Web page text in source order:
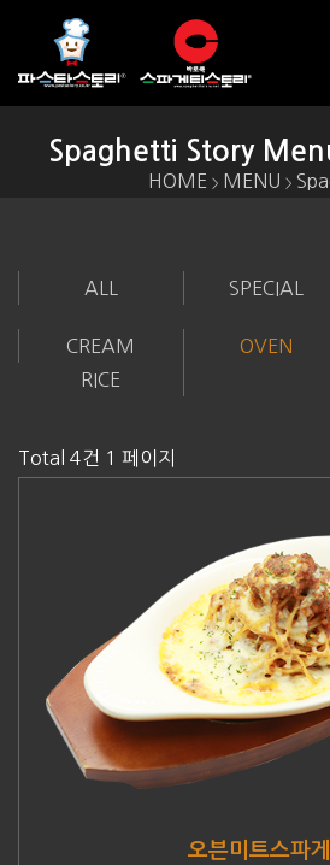
Spaghetti Story
HOME > MENU >
ALL SPECIAL
CREAM OVEN
RICE
Total 4건 1 페이지
오븐미트스파게